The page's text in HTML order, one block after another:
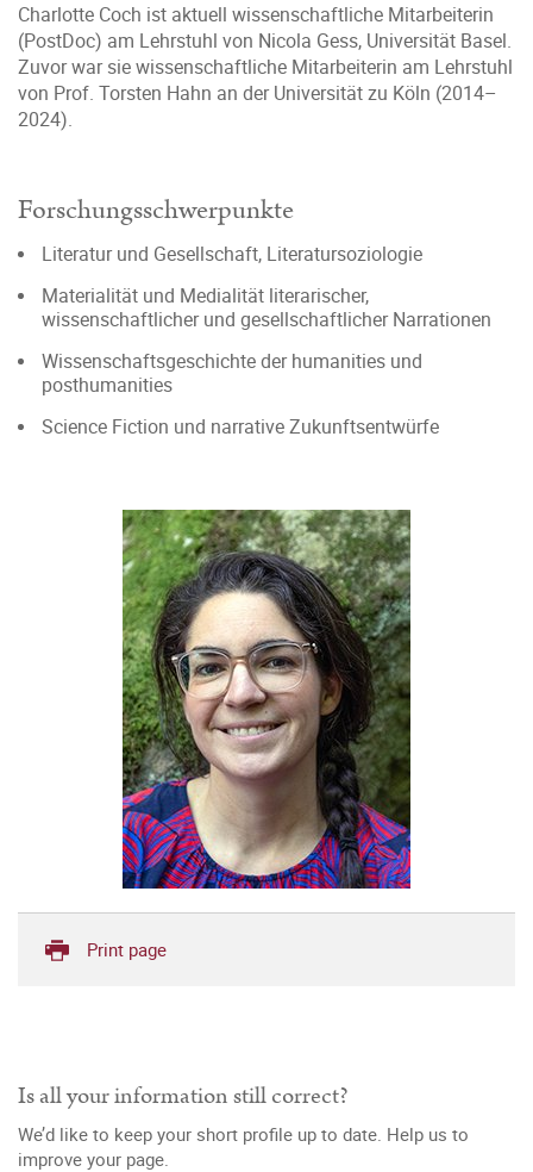
Charlotte Coch ist aktuell wissenschaftliche Mitarbeiterin
(PostDoc) am Lehrstuhl von Nicola Gess, Universität Basel.
Zuvor war sie wissenschaftliche Mitarbeiterin am Lehrstuhl
von Prof. Torsten Hahn an der Universität zu Köln (2014–
2024).
Forschungsschwerpunkte
Literatur und Gesellschaft, Literatursoziologie
Materialität und Medialität literarischer,
wissenschaftlicher und gesellschaftlicher Narrationen
Wissenschaftsgeschichte der humanities und
posthumanities
Science Fiction und narrative Zukunftsentwürfe
Print page
Is all your information still correct?
We’d like to keep your short profile up to date. Help us to
improve your page.